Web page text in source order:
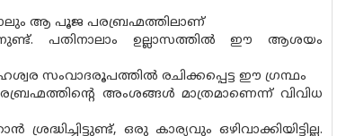
ആ പൂജ പരബ്രഹ്മത്തിലാണ്
പതിനാലാം ഉല്ലാസത്തിൽ ഈ ആശയം
സംവാദരൂപത്തിൽ രചിക്കപ്പെട്ട ഈ ഗ്രന്ഥം
അംശങ്ങൾ മാത്രമാണെന്ന് വിവിധ
ഒരു കാര്യവും ഒഴിവാക്കിയിട്ടില്ല.